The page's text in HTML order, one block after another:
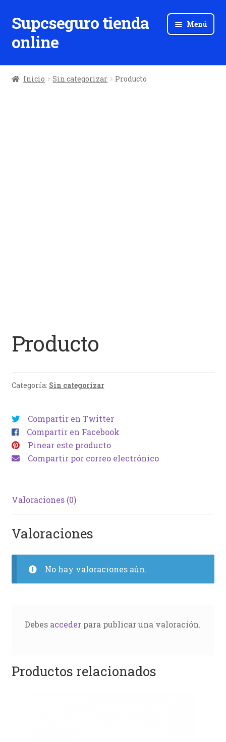
Ir
a
la
Ir
al
contenido
Supcseguro tienda
online
Menú
Inicio Sin categorizar Producto
Producto
Categoría: Sin categorizar
Compartir en Twitter
Compartir en Facebook
Pinear este producto
Compartir por correo electrónico
Valoraciones (0)
Valoraciones
No hay valoraciones aún.
Debes accederpara publicar una valoración.
Productos relacionados